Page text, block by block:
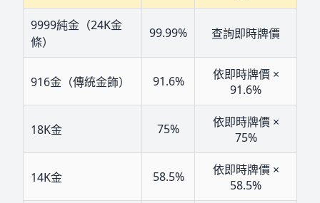
9999純金（24K金
條）
99.99% 查詢即時牌價
916金（傳統金飾） 91.6%
依即時牌價 ×
91.6%
18K金 75%
依即時牌價 ×
75%
14K金 58.5%
依即時牌價 ×
58.5%